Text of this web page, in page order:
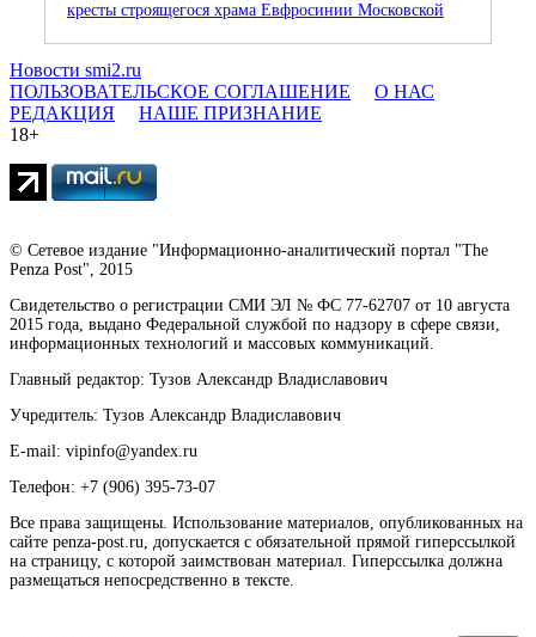
кресты строящегося храма Евфросинии Московской
Новости smi2.ru
ПОЛЬЗОВАТЕЛЬСКОЕ СОГЛАШЕНИЕ
О НАС
РЕДАКЦИЯ
НАШЕ ПРИЗНАНИЕ
18+
© Сетевое издание "Информационно-аналитический портал "The
Penza Post", 2015
Свидетельство о регистрации СМИ ЭЛ № ФС 77-62707 от 10 августа
2015 года, выдано Федеральной службой по надзору в сфере связи,
информационных технологий и массовых коммуникаций.
Главный редактор: Тузов Александр Владиславович
Учредитель: Тузов Александр Владиславович
E-mail: vipinfo@yandex.ru
Телефон: +7 (906) 395-73-07
Все права защищены. Использование материалов, опубликованных на
сайте penza-post.ru, допускается с обязательной прямой гиперссылкой
на страницу, с которой заимствован материал. Гиперссылка должна
размещаться непосредственно в тексте.